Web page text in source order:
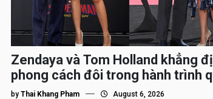
Zendaya và Tom Holland khẳng
phong cách đôi trong hành trình
bá Spider-Man
by Thai Khang Pham August 6, 2026